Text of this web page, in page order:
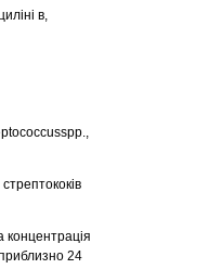
в,
концентрація
24